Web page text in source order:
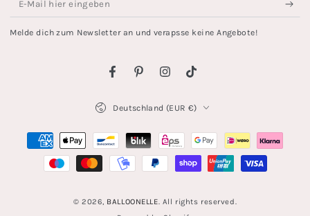
Mail
Melde dich zum Newsletter an und verapsse keine Angebote!
FacebookPinterestInstagram
TikTok
© 2026, BALLOONELLE. All rights reserved.
Deutschland (EUR €)
Zahlungsmöglichkeiten